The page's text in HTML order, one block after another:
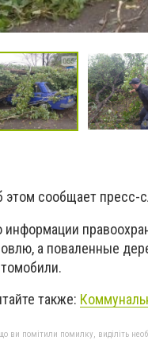
этом сообщает пресс-
информации
а поваленные
также:
ви помітили помилку, виділіть